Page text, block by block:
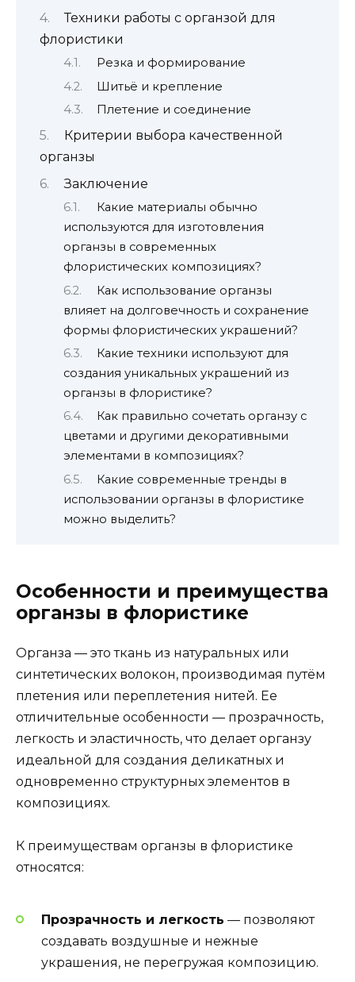
Техники работы с органзой для
флористики
Резка и формирование
Шитьё и крепление
Плетение и соединение
Критерии выбора качественной
органзы
Заключение
Какие материалы обычно
используются для изготовления
органзы в современных
флористических композициях?
Как использование органзы
влияет на долговечность и сохранение
формы флористических украшений?
Какие техники используют для
создания уникальных украшений из
органзы в флористике?
Как правильно сочетать органзу с
цветами и другими декоративными
элементами в композициях?
Какие современные тренды в
использовании органзы в флористике
можно выделить?
Особенности и преимущества
органзы в флористике
Органза — это ткань из натуральных или
синтетических волокон, производимая путём
плетения или переплетения нитей. Ее
отличительные особенности — прозрачность,
легкость и эластичность, что делает органзу
идеальной для создания деликатных и
одновременно структурных элементов в
композициях.
К преимуществам органзы в флористике
относятся:
Прозрачность и легкость — позволяют
создавать воздушные и нежные
украшения, не перегружая композицию.